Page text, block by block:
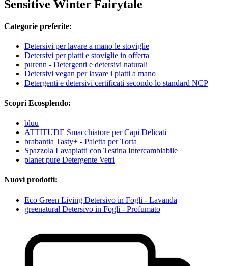
Sensitive Winter Fairytale
Categorie preferite:
Detersivi per lavare a mano le stoviglie
Detersivi per piatti e stoviglie in offerta
purenn - Detergenti e detersivi naturali
Detersivi vegan per lavare i piatti a mano
Detergenti e detersivi certificati secondo lo standard NCP
Scopri Ecosplendo:
bluu
ATTITUDE Smacchiatore per Capi Delicati
brabantia Tasty+ - Paletta per Torta
Spazzola Lavapiatti con Testina Intercambiabile
planet pure Detergente Vetri
Nuovi prodotti:
Eco Green Living Detersivo in Fogli - Lavanda
greenatural Detersivo in Fogli - Profumato